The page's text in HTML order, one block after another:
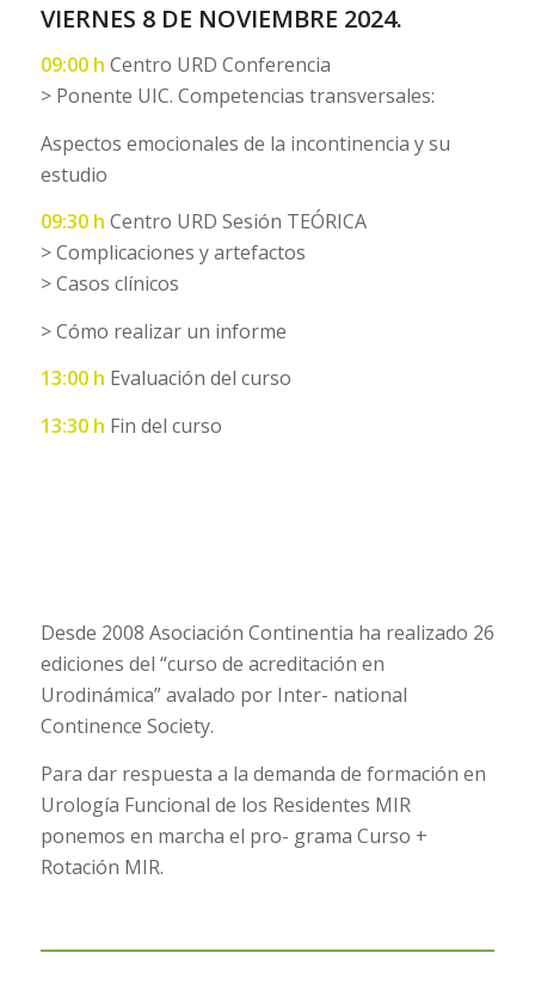
VIERNES 8 DE NOVIEMBRE 2024.
09:00 h Centro URD Conferencia
> Ponente UIC. Competencias transversales:
Aspectos emocionales de la incontinencia y su
estudio
09:30 h Centro URD Sesión TEÓRICA
> Complicaciones y artefactos
> Casos clínicos
> Cómo realizar un informe
13:00 h Evaluación del curso
13:30 h Fin del curso
Desde 2008 Asociación Continentia ha realizado 26
ediciones del “curso de acreditación en
Urodinámica” avalado por Inter- national
Continence Society.
Para dar respuesta a la demanda de formación en
Urología Funcional de los Residentes MIR
ponemos en marcha el pro- grama Curso +
Rotación MIR.